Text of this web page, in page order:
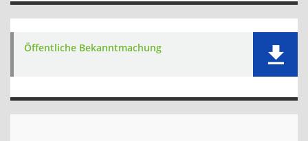
Öffentliche Bekanntmachung